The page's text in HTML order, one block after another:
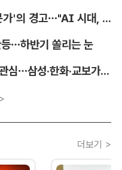
[TF미래전략포럼] SK 'AI 전문가'의 경고…"AI 시대, 인재 격차 더 커진다"
…하반기 쏠리는 눈
'매각 7수' KDB생명에 쏠리는 관심…삼성·한화·교보가 주목하는 이유
더보기 >